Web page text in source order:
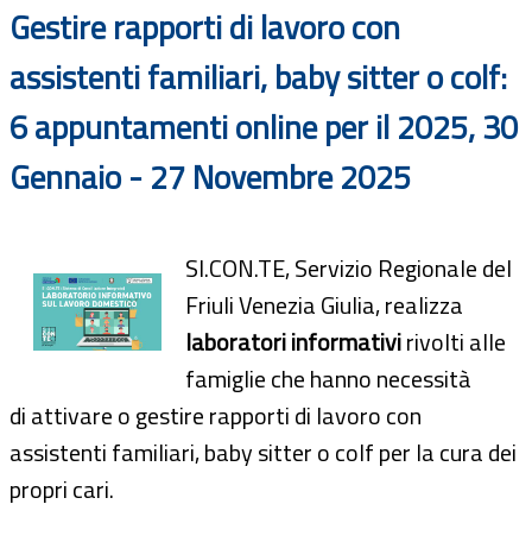
Gestire rapporti di lavoro con
assistenti familiari, baby sitter o colf:
6 appuntamenti online per il 2025, 30
Gennaio - 27 Novembre 2025
SI.CON.TE, Servizio Regionale del
Friuli Venezia Giulia, realizza
laboratori informativirivolti alle
famiglie che hanno necessità
diattivare o gestire rapporti di lavoro con
assistenti familiari, baby sitter o colf per la cura dei
propri cari.